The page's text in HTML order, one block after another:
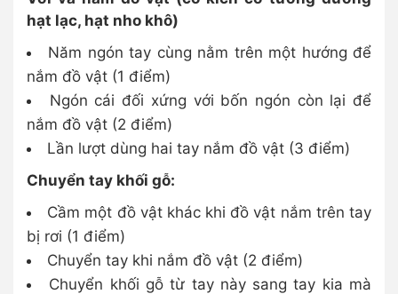
hạt lạc, hạt nho khô)
Năm ngón tay cùng nằm trên một hướng để
nắm đồ vật (1 điểm)
Ngón cái đối xứng với bốn ngón còn lại để
nắm đồ vật (2 điểm)
Lần lượt dùng hai tay nắm đồ vật (3 điểm)
Chuyển tay khối gỗ:
Cầm một đồ vật khác khi đồ vật nắm trên tay
bị rơi (1 điểm)
Chuyển tay khi nắm đồ vật (2 điểm)
Chuyển khối gỗ từ tay này sang tay kia mà